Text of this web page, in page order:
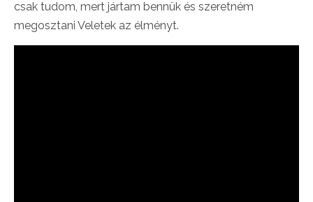
csak tudom, mert jártam bennük és szeretném
megosztani Veletek az élményt.